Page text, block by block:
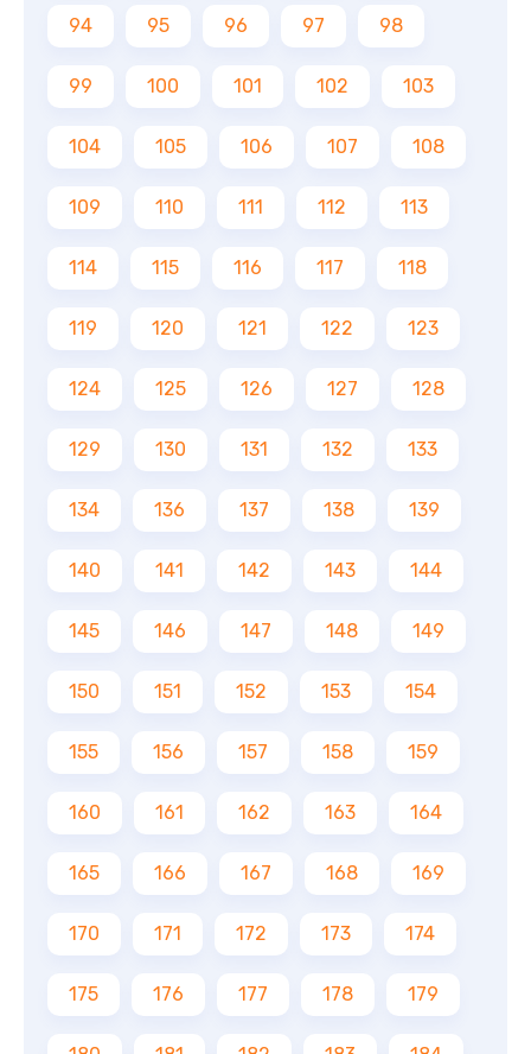
94 95 96 97 98
99 100 101 102 103
104 105 106 107 108
109 110 111 112 113
114 115 116 117 118
119 120 121 122 123
124 125 126 127 128
129 130 131 132 133
134 136 137 138 139
140 141 142 143 144
145 146 147 148 149
150 151 152 153 154
155 156 157 158 159
160 161 162 163 164
165 166 167 168 169
170 171 172 173 174
175 176 177 178 179